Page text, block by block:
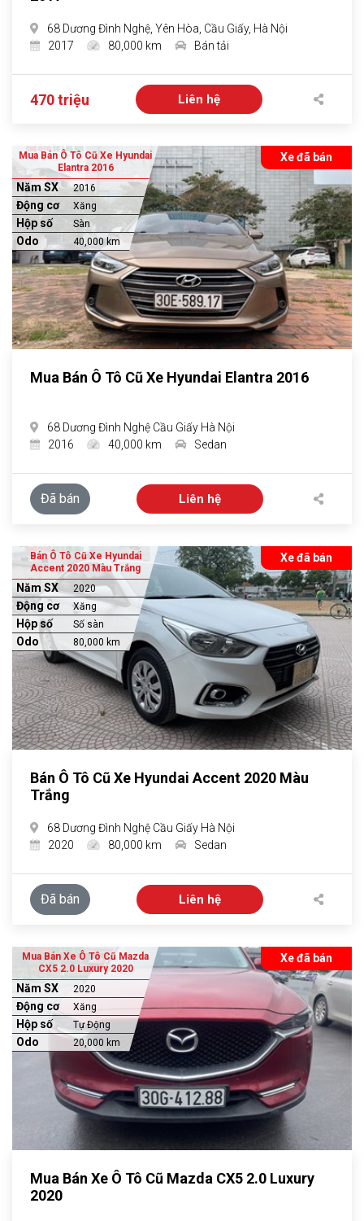
68 Dương Đình Nghệ, Yên Hòa, Cầu Giấy, Hà Nội
2017
80,000 km Bán tải
470 triệu Liên hệ
Xe đã bán
Mua Bán Ô Tô Cũ Xe Hyundai
Elantra 2016
Năm SX 2016
Động cơ Xăng
Hộp số Sàn
Odo 40,000 km
Mua Bán Ô Tô Cũ Xe Hyundai Elantra 2016
68 Dương Đình Nghệ Cầu Giấy Hà Nội
2016
40,000 km Sedan
Đã bán Liên hệ
Xe đã bán
Bán Ô Tô Cũ Xe Hyundai
Accent 2020 Màu Trắng
Năm SX 2020
Động cơ Xăng
Hộp số Số sàn
Odo 80,000 km
Bán Ô Tô Cũ Xe Hyundai Accent 2020 Màu
Trắng
68 Dương Đình Nghệ Cầu Giấy Hà Nội
2020
80,000 km Sedan
Đã bán Liên hệ
Xe đã bán
Mua Bán Xe Ô Tô Cũ Mazda
CX5 2.0 Luxury 2020
Năm SX 2020
Động cơ Xăng
Hộp số Tự Động
Odo 20,000 km
Mua Bán Xe Ô Tô Cũ Mazda CX5 2.0 Luxury
2020